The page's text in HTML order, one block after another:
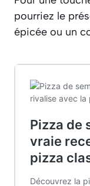
pourriez le
épicée ou un